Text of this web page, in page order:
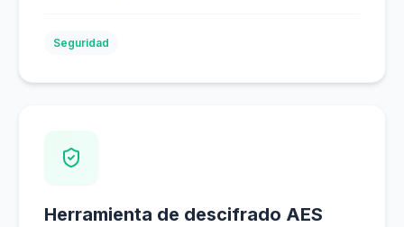
Seguridad
Herramienta de descifrado AES